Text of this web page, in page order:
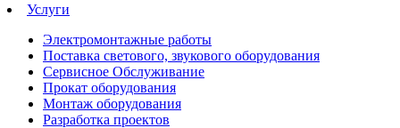
Услуги
Электромонтажные работы
Поставка светового, звукового оборудования
Сервисное Обслуживание
Прокат оборудования
Монтаж оборудования
Разработка проектов